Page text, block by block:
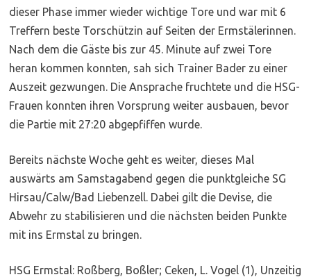
dieser Phase immer wieder wichtige Tore und war mit 6
Treffern beste Torschützin auf Seiten der Ermstälerinnen.
Nach dem die Gäste bis zur 45. Minute auf zwei Tore
heran kommen konnten, sah sich Trainer Bader zu einer
Auszeit gezwungen. Die Ansprache fruchtete und die HSG-
Frauen konnten ihren Vorsprung weiter ausbauen, bevor
die Partie mit 27:20 abgepfiffen wurde.
Bereits nächste Woche geht es weiter, dieses Mal
auswärts am Samstagabend gegen die punktgleiche SG
Hirsau/Calw/Bad Liebenzell. Dabei gilt die Devise, die
Abwehr zu stabilisieren und die nächsten beiden Punkte
mit ins Ermstal zu bringen.
HSG Ermstal: Roßberg, Boßler; Ceken, L. Vogel (1), Unzeitig